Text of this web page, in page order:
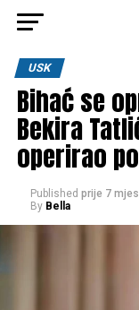
USK
Bihać se
Bekira
operirao
Published prije 7
By Bella